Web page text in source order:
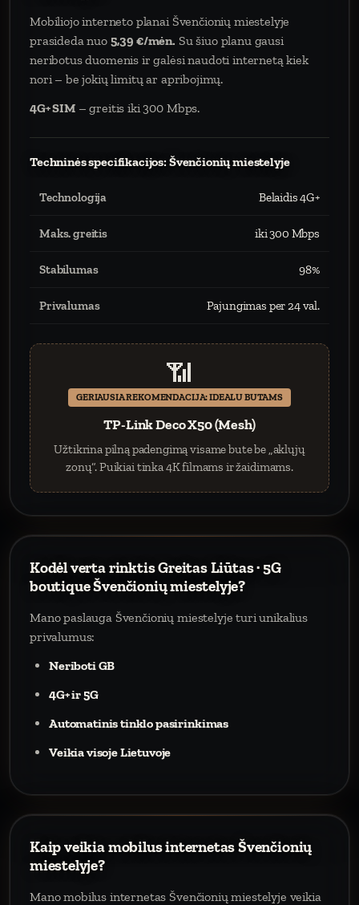
Mobiliojo interneto planai Švenčionių miestelyje
prasideda nuo 5,39 €/mėn. Su šiuo planu gausi
neribotus duomenis ir galėsi naudoti internetą kiek
nori – be jokių limitų ar apribojimų.
4G+ SIM– greitis iki 300 Mbps.
Techninės specifikacijos: Švenčionių miestelyje
Technologija Belaidis 4G+
Maks. greitis iki 300 Mbps
Stabilumas 98%
Privalumas Pajungimas per 24 val.
📶
GERIAUSIA REKOMENDACIJA: IDEALU BUTAMS
TP-Link Deco X50 (Mesh)
Užtikrina pilną padengimą visame bute be „aklųjų
zonų“. Puikiai tinka 4K filmams ir žaidimams.
Kodėl verta rinktis Greitas Liūtas · 5G
boutique Švenčionių miestelyje?
Mano paslauga Švenčionių miestelyje turi unikalius
privalumus:
Neriboti GB
4G+ ir 5G
Automatinis tinklo pasirinkimas
Veikia visoje Lietuvoje
Kaip veikia mobilus internetas Švenčionių
miestelyje?
Mano mobilus internetas Švenčionių miestelyje veikia